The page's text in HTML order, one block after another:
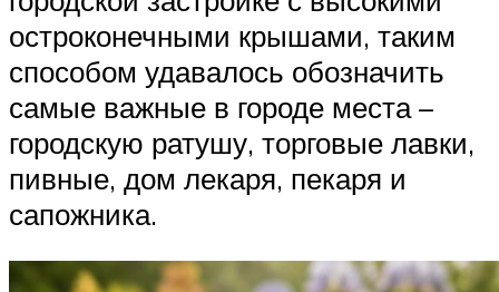
остроконечными крышами, таким
способом удавалось обозначить
самые важные в городе места –
городскую ратушу, торговые лавки,
пивные, дом лекаря, пекаря и
сапожника.